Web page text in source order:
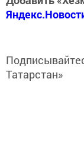
Татарстан»